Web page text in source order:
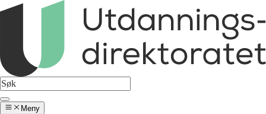
Meny